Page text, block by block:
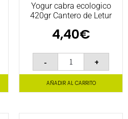
Yogur cabra ecologico
420gr Cantero de Letur
4,40€
- +
AÑADIR AL CARRITO